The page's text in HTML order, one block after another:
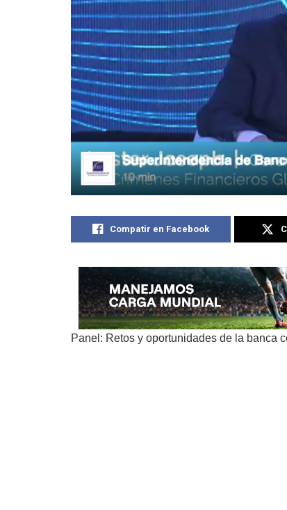
Compatir en Facebook
Panel: Retos y oportunidades de la banca